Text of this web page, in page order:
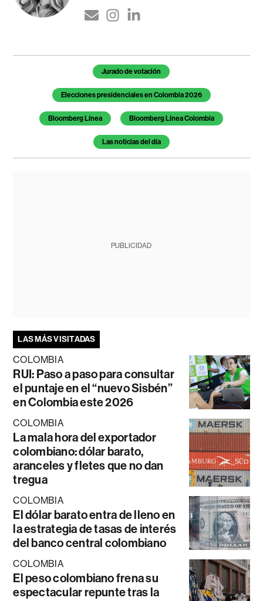
Temas de este artículoJurado de votación
Elecciones presidenciales en Colombia 2026
Bloomberg Línea Bloomberg Línea Colombia
Las noticias del día
PUBLICIDAD
LAS MÁS VISITADAS
COLOMBIA
RUI: Paso a paso para consultar
el puntaje en el “nuevo Sisbén”
en Colombia este 2026
COLOMBIA
La mala hora del exportador
colombiano: dólar barato,
aranceles y fletes que no dan
tregua
COLOMBIA
El dólar barato entra de lleno en
la estrategia de tasas de interés
del banco central colombiano
COLOMBIA
El peso colombiano frena su
espectacular repunte tras la